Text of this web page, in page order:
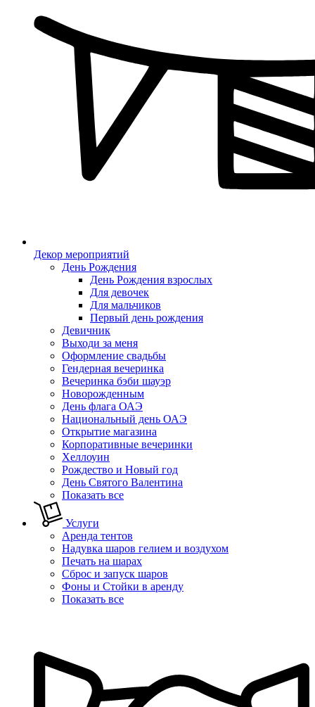
Декор мероприятий
День Рождения
День Рождения взрослых
Для девочек
Для мальчиков
Первый день рождения
Девичник
Выходи за меня
Оформление свадьбы
Гендерная вечеринка
Вечеринка бэби шауэр
Новорожденным
День флага ОАЭ
Национальный день ОАЭ
Открытие магазина
Корпоративные вечеринки
Хеллоуин
Рождество и Новый год
День Святого Валентина
Показать все
Услуги
Аренда тентов
Надувка шаров гелием и воздухом
Печать на шарах
Сброс и запуск шаров
Фоны и Стойки в аренду
Показать все